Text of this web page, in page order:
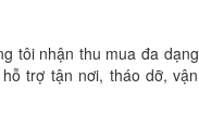
tôi nhận thu mua đa dạng
trợ tận nơi, tháo dỡ, vận